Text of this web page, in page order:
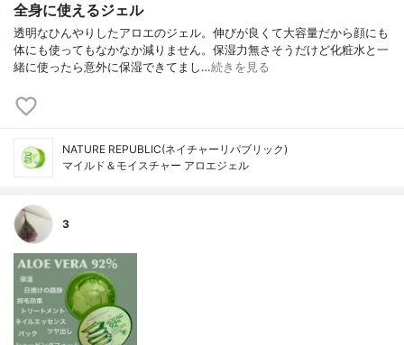
全身に使えるジェル
透明なひんやりしたアロエのジェル。伸びが良くて大容量だから顔にも
体にも使ってもなかなか減りません。保湿力無さそうだけど化粧水と一
緒に使ったら意外に保湿できてまし…続きを見る
NATURE REPUBLIC(ネイチャーリパブリック)
マイルド＆モイスチャー アロエジェル
3